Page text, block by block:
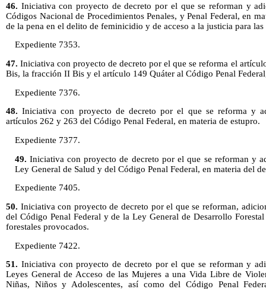
46. Iniciativa con proyecto de decreto por el que se reforman y
Códigos Nacional de Procedimientos Penales, y Penal Federal, en
de la pena en el delito de feminicidio y de acceso a la justicia para las
Expediente 7353.
47. Iniciativa con proyecto de decreto por el que se reforma el
Bis, la fracción II Bis y el artículo 149 Quáter al Código Penal
Expediente 7376.
48. Iniciativa con proyecto de decreto por el que se reforma y
artículos 262 y 263 del Código Penal Federal, en materia de estupro.
Expediente 7377.
49. Iniciativa con proyecto de decreto por el que se reforman y
Ley General de Salud y del Código Penal Federal, en materia del
Expediente 7405.
50. Iniciativa con proyecto de decreto por el que se reforman,
del Código Penal Federal y de la Ley General de Desarrollo
forestales provocados.
Expediente 7422.
51. Iniciativa con proyecto de decreto por el que se reforman y
Leyes General de Acceso de las Mujeres a una Vida Libre de
Niñas, Niños y Adolescentes, así como del Código Penal